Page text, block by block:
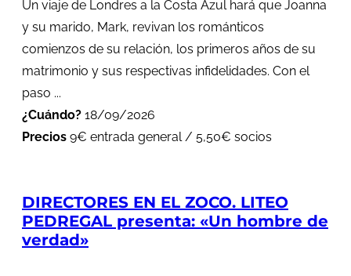
Un viaje de Londres a la Costa Azul hará que Joanna
y su marido, Mark, revivan los románticos
comienzos de su relación, los primeros años de su
matrimonio y sus respectivas infidelidades. Con el
paso ...
¿Cuándo? 18/09/2026
Precios 9€ entrada general / 5,50€ socios
DIRECTORES EN EL ZOCO. LITEO
PEDREGAL presenta: «Un hombre de
verdad»